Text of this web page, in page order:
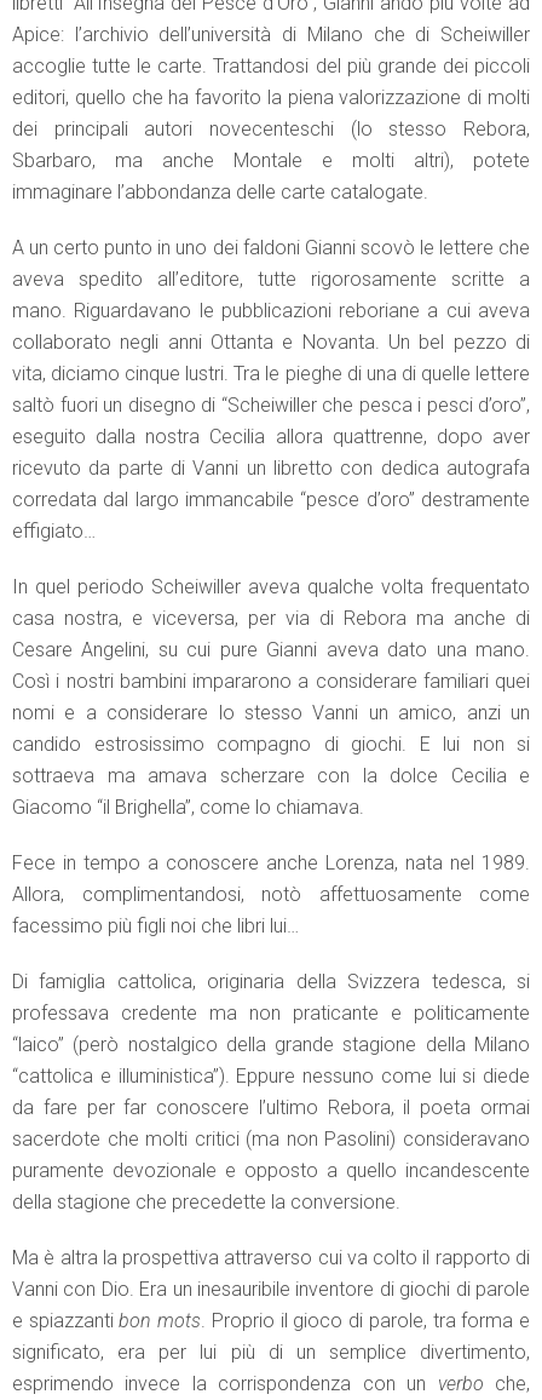
Apice: l’archivio dell’università di Milano che di Scheiwiller
accoglie tutte le carte. Trattandosi del più grande dei piccoli
editori, quello che ha favorito la piena valorizzazione di molti
dei principali autori novecenteschi (lo stesso Rebora,
Sbarbaro, ma anche Montale e molti altri), potete
immaginare l’abbondanza delle carte catalogate.
A un certo punto in uno dei faldoni Gianni scovò le lettere che
aveva spedito all’editore, tutte rigorosamente scritte a
mano. Riguardavano le pubblicazioni reboriane a cui aveva
collaborato negli anni Ottanta e Novanta. Un bel pezzo di
vita, diciamo cinque lustri. Tra le pieghe di una di quelle lettere
saltò fuori un disegno di “Scheiwiller che pesca i pesci d’oro”,
eseguito dalla nostra Cecilia allora quattrenne, dopo aver
ricevuto da parte di Vanni un libretto con dedica autografa
corredata dal largo immancabile “pesce d’oro” destramente
effigiato…
In quel periodo Scheiwiller aveva qualche volta frequentato
casa nostra, e viceversa, per via di Rebora ma anche di
Cesare Angelini, su cui pure Gianni aveva dato una mano.
Così i nostri bambini impararono a considerare familiari quei
nomi e a considerare lo stesso Vanni un amico, anzi un
candido estrosissimo compagno di giochi. E lui non si
sottraeva ma amava scherzare con la dolce Cecilia e
Giacomo “il Brighella”, come lo chiamava.
Fece in tempo a conoscere anche Lorenza, nata nel 1989.
Allora, complimentandosi, notò affettuosamente come
facessimo più figli noi che libri lui…
Di famiglia cattolica, originaria della Svizzera tedesca, si
professava credente ma non praticante e politicamente
“laico” (però nostalgico della grande stagione della Milano
“cattolica e illuministica”). Eppure nessuno come lui si diede
da fare per far conoscere l’ultimo Rebora, il poeta ormai
sacerdote che molti critici (ma non Pasolini) consideravano
puramente devozionale e opposto a quello incandescente
della stagione che precedette la conversione.
Ma è altra la prospettiva attraverso cui va colto il rapporto di
Vanni con Dio. Era un inesauribile inventore di giochi di parole
e spiazzantibon mots . Proprio il gioco di parole, tra forma e
significato, era per lui più di un semplice divertimento,
esprimendo invece la corrispondenza con un verbo che,